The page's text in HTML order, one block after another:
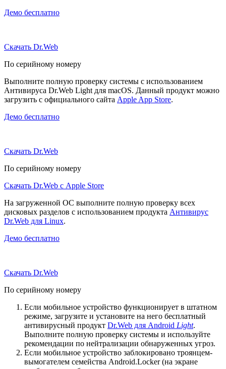
Демо бесплатно
Скачать Dr.Web
По серийному номеру
Выполните полную проверку системы с использованием
Антивируса Dr.Web Light для macOS. Данный продукт можно
загрузить с официального сайта Apple App Store.
Демо бесплатно
Скачать Dr.Web
По серийному номеру
Скачать Dr.Web с Apple Store
На загруженной ОС выполните полную проверку всех
дисковых разделов с использованием продукта Антивирус
Dr.Web для Linux.
Демо бесплатно
Скачать Dr.Web
По серийному номеру
Если мобильное устройство функционирует в штатном
режиме, загрузите и установите на него бесплатный
антивирусный продукт Dr.Web для Android Light.
Выполните полную проверку системы и используйте
рекомендации по нейтрализации обнаруженных угроз.
Если мобильное устройство заблокировано троянцем-
вымогателем семейства Android.Locker (на экране